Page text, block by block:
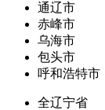
通辽市
赤峰市
乌海市
包头市
呼和浩特市
全辽宁省